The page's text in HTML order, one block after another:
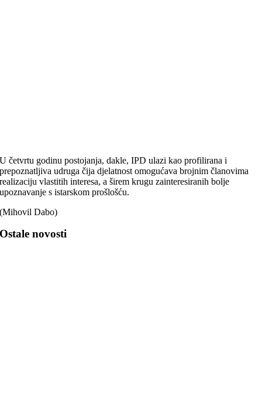
U četvrtu godinu postojanja, dakle, IPD ulazi kao profilirana i
prepoznatljiva udruga čija djelatnost omogućava brojnim članovima
realizaciju vlastitih interesa, a širem krugu zainteresiranih bolje
upoznavanje s istarskom prošlošću.
(Mihovil Dabo)
Ostale novosti